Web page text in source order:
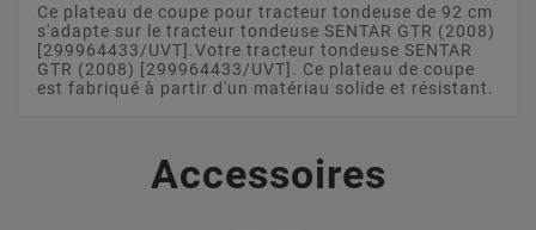
Ce plateau de coupe pour tracteur tondeuse de 92 cm
s'adapte sur le tracteur tondeuse SENTAR GTR (2008)
[299964433/UVT].Votre tracteur tondeuse SENTAR
GTR (2008) [299964433/UVT]. Ce plateau de coupe
est fabriqué à partir d'un matériau solide et résistant.
Accessoires